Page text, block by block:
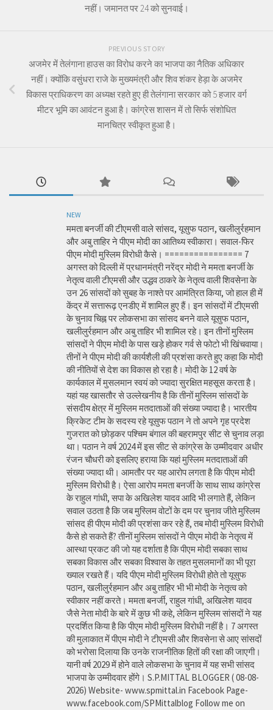
नहीं। जमानत पर 24 को सुनवाई।
PREVIOUS STORY
अजमेर में तेलंगाना हाउस का विरोध करने का भाजपा का नैतिक अधिकार
नहीं। क्योंकि वसुंधरा राजे के मुख्यमंत्री और शिव शंकर हेड़ा के अजमेर
विकास प्राधिकरण का अध्यक्ष रहते हुए ही तेलंगाना सरकार को 5 हजार वर्ग
मीटर भूमि का आवंटन हुआ है। कांग्रेस शासन में तो सिर्फ संशोधित
मानचित्र स्वीकृत हुआ है।
NEW
ममता बनर्जी की टीएमसी वाले सांसद, यूसुफ पठान, खलीलुर्रहमान
और अबु ताहिर ने पीएम मोदी का आतिथ्य स्वीकारा। सवाल-फिर
पीएम मोदी मुस्लिम विरोधी कैसे। ================ 7
अगस्त को दिल्ली में प्रधानमंत्री नरेंद्र मोदी ने ममता बनर्जी के
नेतृत्व वाली टीएमसी और उद्धव ठाकरे के नेतृत्व वाली शिवसेना के
उन 26 सांसदों को सुबह के नाश्ते पर आमंत्रित किया, जो हाल ही में
केंद्र में सत्तारूढ़ एनडीए में शामिल हुए हैं। इन सांसदों में टीएमसी
के चुनाव चिह्न पर लोकसभा का सांसद बनने वाले यूसुफ पठान,
खलीलुर्रहमान और अबु ताहिर भी शामिल रहे। इन तीनों मुस्लिम
सांसदों ने पीएम मोदी के पास खड़े होकर गर्व से फोटो भी खिंचवाया।
तीनों ने पीएम मोदी की कार्यशैली की प्रशंसा करते हुए कहा कि मोदी
की नीतियों से देश का विकास हो रहा है। मोदी के 12 वर्ष के
कार्यकाल में मुसलमान स्वयं को ज्यादा सुरक्षित महसूस करता है।
यहां यह खासतौर से उल्लेखनीय है कि तीनों मुस्लिम सांसदों के
संसदीय क्षेत्र में मुस्लिम मतदाताओं की संख्या ज्यादा है। भारतीय
क्रिकेट टीम के सदस्य रहे यूसुफ पठान ने तो अपने गृह प्रदेश
गुजरात को छोड़कर पश्चिम बंगाल की बहरामपुर सीट से चुनाव लड़ा
था। पठान ने वर्ष 2024 में इस सीट से कांग्रेस के उम्मीदवार अधीर
रंजन चौधरी को इसलिए हराया कि यहां मुस्लिम मतदाताओं की
संख्या ज्यादा थी। आमतौर पर यह आरोप लगता है कि पीएम मोदी
मुस्लिम विरोधी है। ऐसा आरोप ममता बनर्जी के साथ साथ कांग्रेस
के राहुल गांधी, सपा के अखिलेश यादव आदि भी लगाते हैं, लेकिन
सवाल उठता है कि जब मुस्लिम वोटों के दम पर चुनाव जीते मुस्लिम
सांसद ही पीएम मोदी की प्रशंसा कर रहे हैं, तब मोदी मुस्लिम विरोधी
कैसे हो सकते हैं? तीनों मुस्लिम सांसदों ने पीएम मोदी के नेतृत्व में
आस्था प्रकट की जो यह दर्शाता है कि पीएम मोदी सबका साथ
सबका विकास और सबका विश्वास के तहत मुसलमानों का भी पूरा
ख्याल रखते हैं। यदि पीएम मोदी मुस्लिम विरोधी होते तो यूसुफ
पठान, खलीलुर्रहमान और अबु ताहिर भी भी मोदी के नेतृत्व को
स्वीकार नहीं करते। ममता बनर्जी, राहुल गांधी, अखिलेश यादव
जैसे नेता मोदी के बारे में कुछ भी कहे, लेकिन मुस्लिम सांसदों ने यह
प्रदर्शित किया है कि पीएम मोदी मुस्लिम विरोधी नहीं है। 7 अगस्त
की मुलाकात में पीएम मोदी ने टीएमसी और शिवसेना से आए सांसदों
को भरोसा दिलाया कि उनके राजनीतिक हितों की रक्षा की जाएगी।
यानी वर्ष 2029 में होने वाले लोकसभा के चुनाव में यह सभी सांसद
भाजपा के उम्मीदवार होंगे। S.P.MITTAL BLOGGER ( 08-08-
2026) Website- www.spmittal.in Facebook Page-
www.facebook.com/SPMittalblog Follow me on